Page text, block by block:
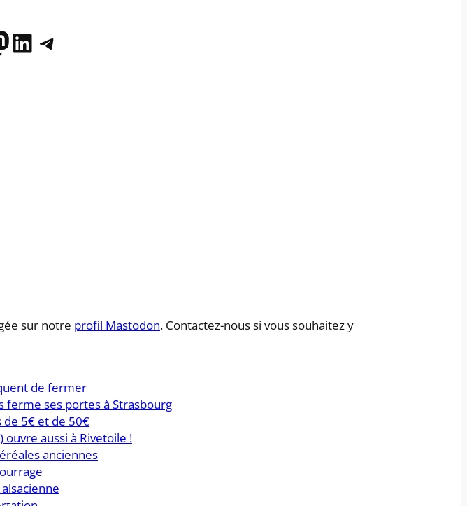
LinkedIn
Telegram
sur notre profil Mastodon. Contactez-nous si vous souhaitez y
de fermer
ferme ses portes à Strasbourg
de 5€ et de 50€
ouvre aussi à Rivetoile !
anciennes